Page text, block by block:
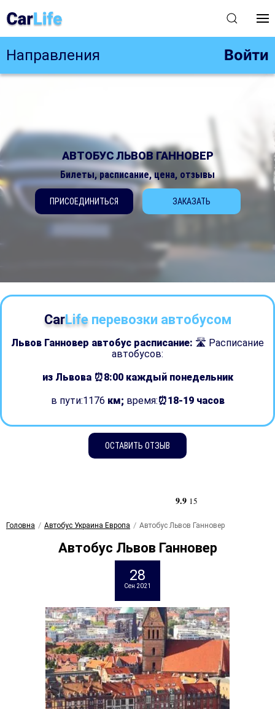
Направления Войти
АВТОБУС ЛЬВОВ ГАННОВЕР
Билеты, расписание, цена, отзывы
ПРИСОЕДИНИТЬСЯ ЗАКАЗАТЬ
CarLifeперевозки автобусом
Львов Ганновер автобус расписание: 🛣 Расписание
автобусов:
из Львова ⏰8:00 каждый понедельник
в пути:1176 км; время:⏰18-19 часов
ОСТАВИТЬ ОТЗЫВ
9.9 15
Головна Автобус Украина Европа Автобус Львов Ганновер
Автобус Львов Ганновер
28
Сен 2021